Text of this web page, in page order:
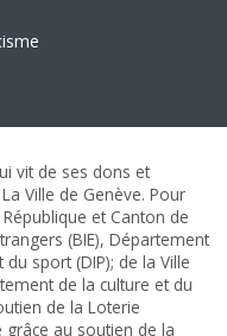
vit de ses dons et
Ville de Genève. Pour
et Canton de
(BIE), Département
sport (DIP); de la Ville
de la culture et du
de la Loterie
grâce au soutien de la